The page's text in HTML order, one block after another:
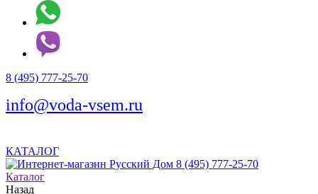
8 (495) 777-25-70
info@voda-vsem.ru
КАТАЛОГ
8 (495) 777-25-70
Каталог
Назад